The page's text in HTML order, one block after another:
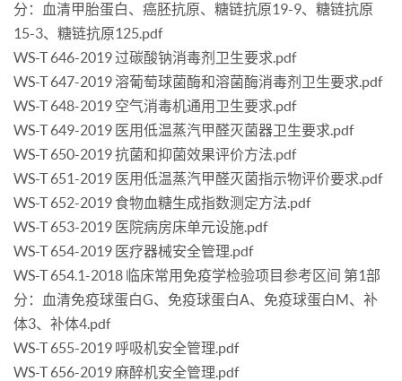
分：血清甲胎蛋白、癌胚抗原、糖链抗原19-9、糖链抗原
15-3、糖链抗原125.pdf
WS-T 646-2019 过碳酸钠消毒剂卫生要求.pdf
WS-T 647-2019 溶葡萄球菌酶和溶菌酶消毒剂卫生要求.pdf
WS-T 648-2019 空气消毒机通用卫生要求.pdf
WS-T 649-2019 医用低温蒸汽甲醛灭菌器卫生要求.pdf
WS-T 650-2019 抗菌和抑菌效果评价方法.pdf
WS-T 651-2019 医用低温蒸汽甲醛灭菌指示物评价要求.pdf
WS-T 652-2019 食物血糖生成指数测定方法.pdf
WS-T 653-2019 医院病房床单元设施.pdf
WS-T 654-2019 医疗器械安全管理.pdf
WS-T 654.1-2018 临床常用免疫学检验项目参考区间 第1部
分：血清免疫球蛋白G、免疫球蛋白A、免疫球蛋白M、补
体3、补体4.pdf
WS-T 655-2019 呼吸机安全管理.pdf
WS-T 656-2019 麻醉机安全管理.pdf